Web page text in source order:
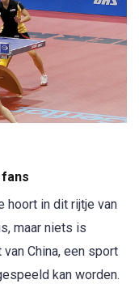
hoort in dit rijtje van
maar niets is
China, een sport
kan worden.